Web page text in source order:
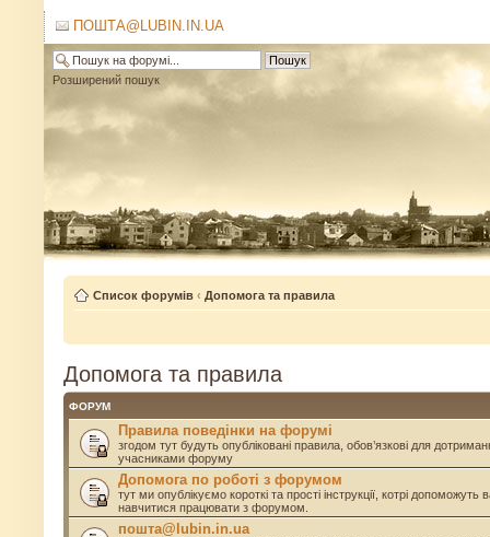
ПОШТА@LUBIN.IN.UA
Розширений пошук
Список форумів ‹ Допомога та правила
Допомога та правила
ФОРУМ
Правила поведінки на форумі
згодом тут будуть опубліковані правила, обов’язкові для
учасниками форуму
Допомога по роботі з форумом
тут ми опублікуємо короткі та прості інструкції, котрі
навчитися працювати з форумом.
пошта@lubin.in.ua